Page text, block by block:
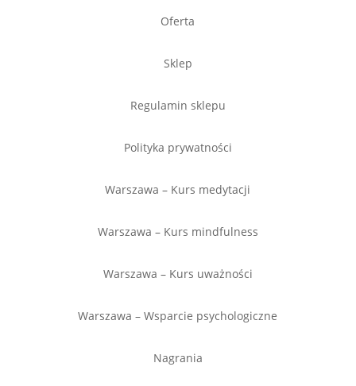
Oferta
Sklep
Regulamin sklepu
Polityka prywatności
Warszawa – Kurs medytacji
Warszawa – Kurs mindfulness
Warszawa – Kurs uważności
Warszawa – Wsparcie psychologiczne
Nagrania